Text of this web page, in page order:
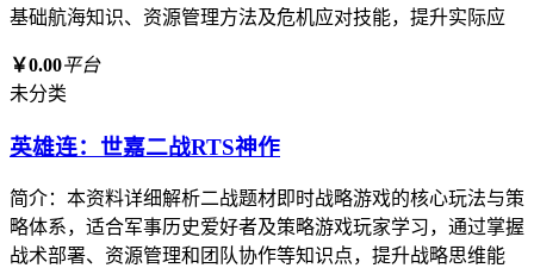
基础航海知识、资源管理方法及危机应对技能，提升实际应
￥0.00平台
未分类
英雄连：世嘉二战RTS神作
简介：本资料详细解析二战题材即时战略游戏的核心玩法与策
略体系，适合军事历史爱好者及策略游戏玩家学习，通过掌握
战术部署、资源管理和团队协作等知识点，提升战略思维能